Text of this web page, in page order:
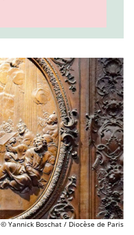
© Yannick Boschat / Diocèse de Paris